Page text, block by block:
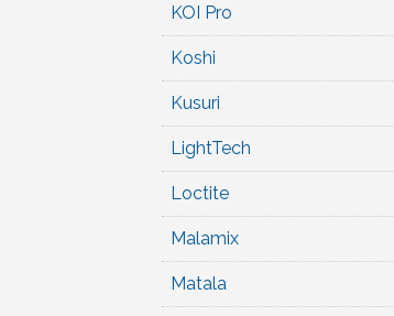
KOI Pro
Koshi
Kusuri
LightTech
Loctite
Malamix
Matala